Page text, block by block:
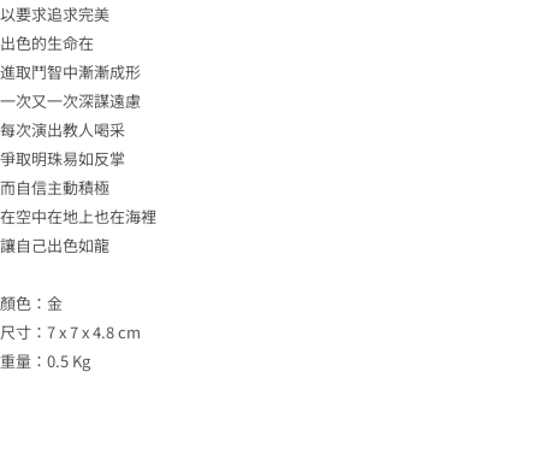
以要求追求完美
出色的生命在
進取鬥智中漸漸成形
一次又一次深謀遠慮
每次演出教人喝采
爭取明珠易如反掌
而自信主動積極
在空中在地上也在海裡
讓自己出色如龍
顏色：金
尺寸：7 x 7 x 4.8 cm
重量：0.5 Kg